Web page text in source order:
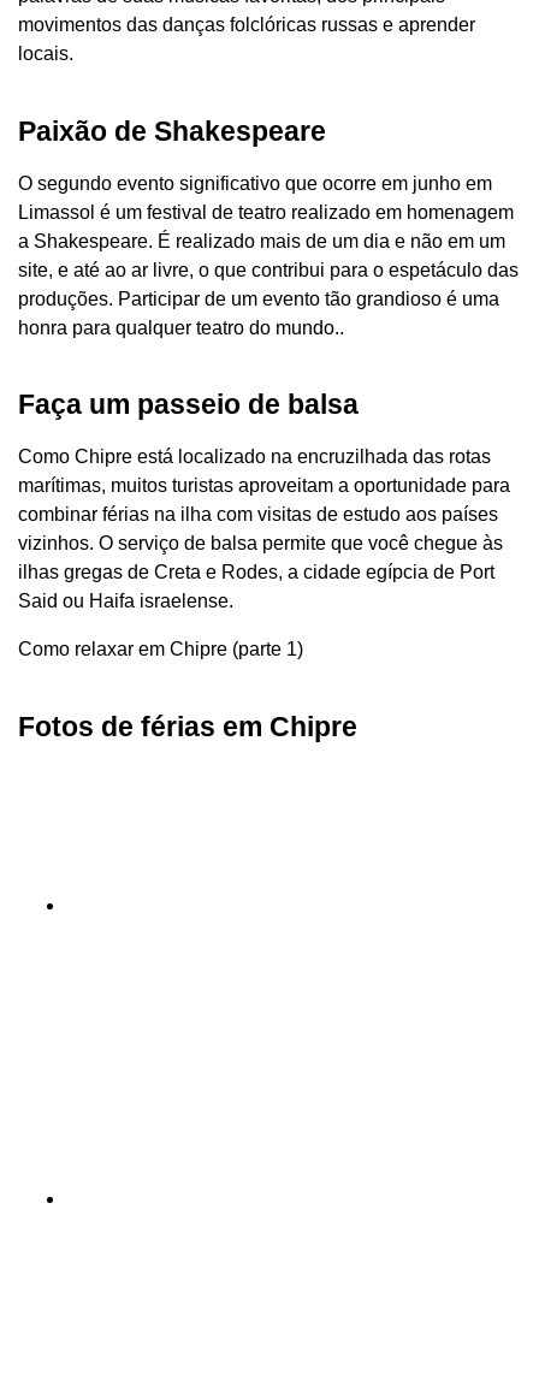
movimentos das danças folclóricas russas e aprender
locais.
Paixão de Shakespeare
O segundo evento significativo que ocorre em junho em
Limassol é um festival de teatro realizado em homenagem
a Shakespeare. É realizado mais de um dia e não em um
site, e até ao ar livre, o que contribui para o espetáculo das
produções. Participar de um evento tão grandioso é uma
honra para qualquer teatro do mundo..
Faça um passeio de balsa
Como Chipre está localizado na encruzilhada das rotas
marítimas, muitos turistas aproveitam a oportunidade para
combinar férias na ilha com visitas de estudo aos países
vizinhos. O serviço de balsa permite que você chegue às
ilhas gregas de Creta e Rodes, a cidade egípcia de Port
Said ou Haifa israelense.
Como relaxar em Chipre (parte 1)
Fotos de férias em Chipre